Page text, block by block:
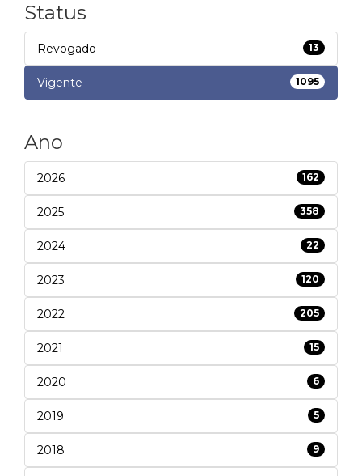
Status
Revogado 13
Vigente 1095
Ano
2026 162
2025 358
2024 22
2023 120
2022 205
2021 15
2020 6
2019 5
2018 9